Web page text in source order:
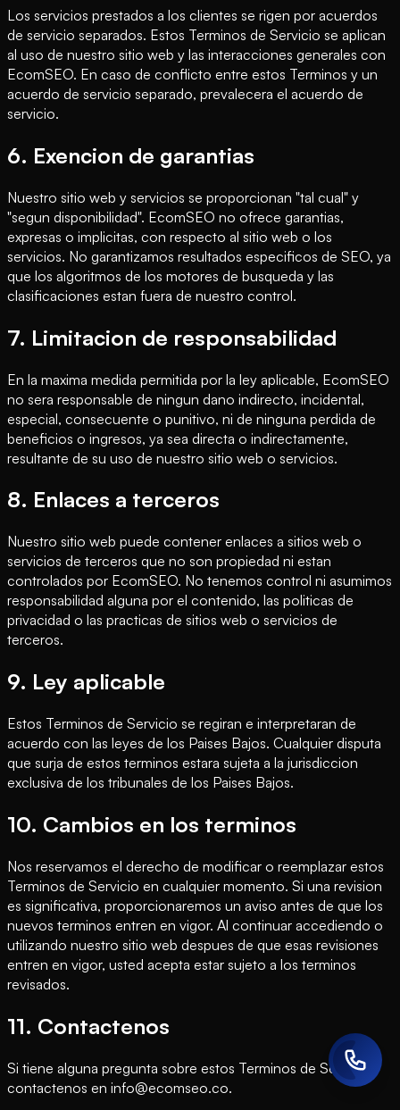
Los servicios prestados a los clientes se rigen por acuerdos
de servicio separados. Estos Terminos de Servicio se aplican
al uso de nuestro sitio web y las interacciones generales con
EcomSEO. En caso de conflicto entre estos Terminos y un
acuerdo de servicio separado, prevalecera el acuerdo de
servicio.
6. Exencion de garantias
Nuestro sitio web y servicios se proporcionan "tal cual" y
"segun disponibilidad". EcomSEO no ofrece garantias,
expresas o implicitas, con respecto al sitio web o los
servicios. No garantizamos resultados especificos de SEO, ya
que los algoritmos de los motores de busqueda y las
clasificaciones estan fuera de nuestro control.
7. Limitacion de responsabilidad
En la maxima medida permitida por la ley aplicable, EcomSEO
no sera responsable de ningun dano indirecto, incidental,
especial, consecuente o punitivo, ni de ninguna perdida de
beneficios o ingresos, ya sea directa o indirectamente,
resultante de su uso de nuestro sitio web o servicios.
8. Enlaces a terceros
Nuestro sitio web puede contener enlaces a sitios web o
servicios de terceros que no son propiedad ni estan
controlados por EcomSEO. No tenemos control ni asumimos
responsabilidad alguna por el contenido, las politicas de
privacidad o las practicas de sitios web o servicios de
terceros.
9. Ley aplicable
Estos Terminos de Servicio se regiran e interpretaran de
acuerdo con las leyes de los Paises Bajos. Cualquier disputa
que surja de estos terminos estara sujeta a la jurisdiccion
exclusiva de los tribunales de los Paises Bajos.
10. Cambios en los terminos
Nos reservamos el derecho de modificar o reemplazar estos
Terminos de Servicio en cualquier momento. Si una revision
es significativa, proporcionaremos un aviso antes de que los
nuevos terminos entren en vigor. Al continuar accediendo o
utilizando nuestro sitio web despues de que esas revisiones
entren en vigor, usted acepta estar sujeto a los terminos
revisados.
11. Contactenos
Si tiene alguna pregunta sobre estos Terminos de Servicio,
contactenos en info@ecomseo.co.